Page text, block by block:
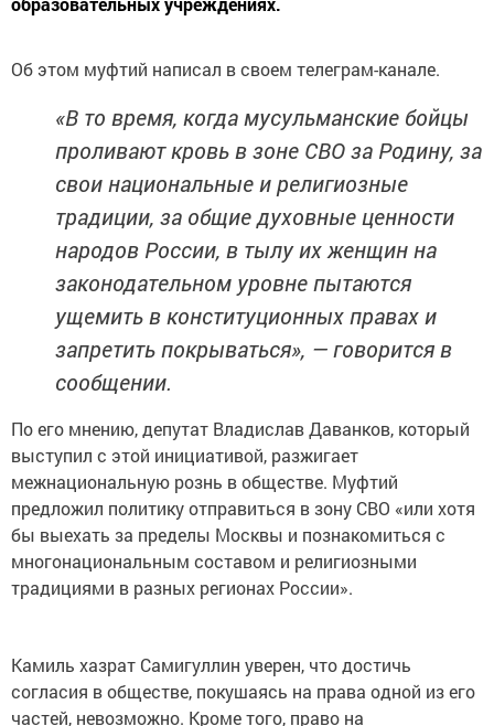
Об этом муфтий написал в своем телеграм-канале.
«В то время, когда мусульманские бойцы
проливают кровь в зоне СВО за Родину, за
свои национальные и религиозные
традиции, за общие духовные ценности
народов России, в тылу их женщин на
законодательном уровне пытаются
ущемить в конституционных правах и
запретить покрываться», — говорится в
сообщении.
По его мнению, депутат Владислав Даванков, который
выступил с этой инициативой, разжигает
межнациональную рознь в обществе. Муфтий
предложил политику отправиться в зону СВО «или хотя
бы выехать за пределы Москвы и познакомиться с
многонациональным составом и религиозными
традициями в разных регионах России».
Камиль хазрат Самигуллин уверен, что достичь
согласия в обществе, покушаясь на права одной из его
частей, невозможно. Кроме того, право на